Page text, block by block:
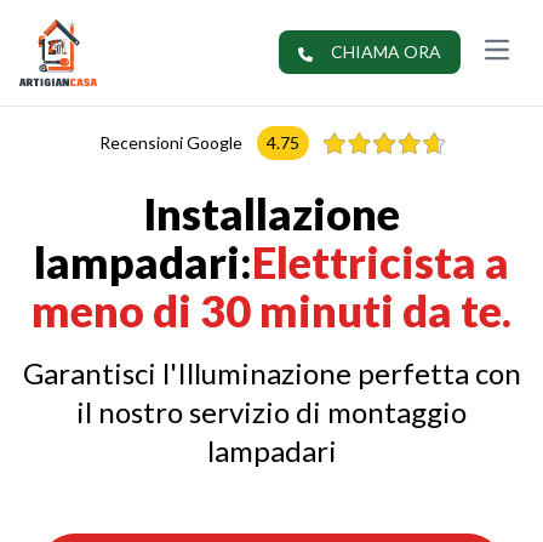
Recensioni Google 4.75
CHIAMA ORA apri
Installazione
lampadari:Elettricista a
meno di 30 minuti da te.
Garantisci l'Illuminazione perfetta con
il nostro servizio di montaggio
lampadari